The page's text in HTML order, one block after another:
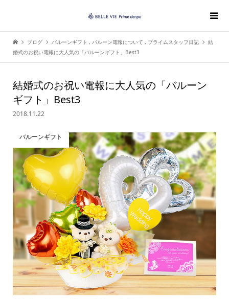
ブログ バルーンギフト , バルーン電報について , プライムスタッフ日記
結
婚式のお祝い電報に大人気の「バルーンギフト」Best3
結婚式のお祝い電報に大人気の「バルーン
ギフト」Best3
2018.11.22
バルーンギフト